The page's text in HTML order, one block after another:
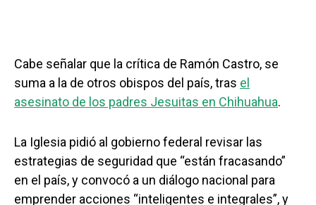
Cabe señalar que la crítica de Ramón Castro, se
suma a la de otros obispos del país, tras el
asesinato de los padres Jesuitas en Chihuahua.
La Iglesia pidió al gobierno federal revisar las
estrategias de seguridad que “están fracasando”
en el país, y convocó a un diálogo nacional para
emprender acciones “inteligentes e integrales”, y